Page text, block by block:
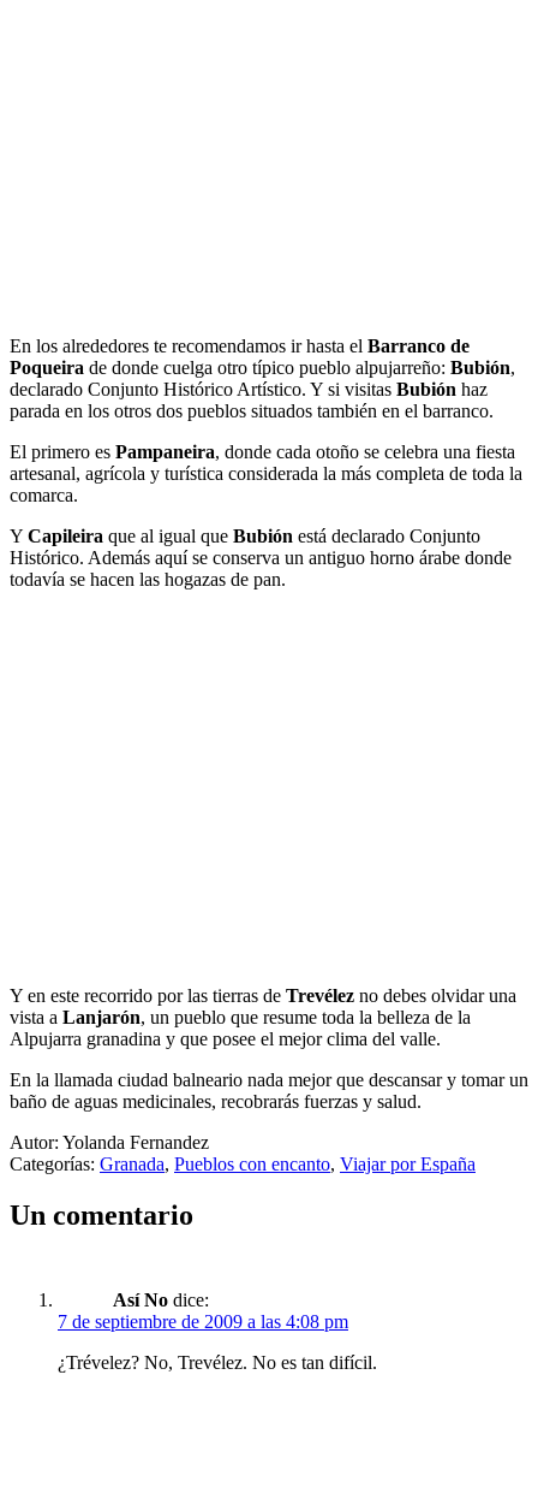
En los alrededores te recomendamos ir hasta el Barranco de
Poqueira de donde cuelga otro típico pueblo alpujarreño: Bubión,
declarado Conjunto Histórico Artístico. Y si visitas Bubión haz
parada en los otros dos pueblos situados también en el barranco.
El primero es Pampaneira, donde cada otoño se celebra una fiesta
artesanal, agrícola y turística considerada la más completa de toda la
comarca.
Y Capileira que al igual que Bubión está declarado Conjunto
Histórico. Además aquí se conserva un antiguo horno árabe donde
todavía se hacen las hogazas de pan.
Y en este recorrido por las tierras de Trevélez no debes olvidar una
vista a Lanjarón, un pueblo que resume toda la belleza de la
Alpujarra granadina y que posee el mejor clima del valle.
En la llamada ciudad balneario nada mejor que descansar y tomar un
baño de aguas medicinales, recobrarás fuerzas y salud.
Autor: Yolanda Fernandez
Categorías: Granada, Pueblos con encanto, Viajar por España
Un comentario
Así No dice:
7 de septiembre de 2009 a las 4:08 pm
¿Trévelez? No, Trevélez. No es tan difícil.